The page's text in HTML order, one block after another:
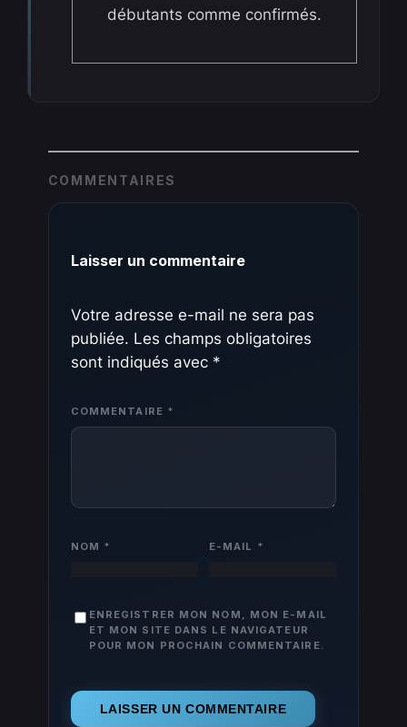
débutants comme confirmés.
COMMENTAIRES
Laisser un commentaire
Votre adresse e-mail ne sera pas
publiée. Les champs obligatoires
sont indiqués avec *
COMMENTAIRE *
NOM * E-MAIL *
ENREGISTRER MON NOM, MON E-MAIL
ET MON SITE DANS LE NAVIGATEUR
POUR MON PROCHAIN COMMENTAIRE.